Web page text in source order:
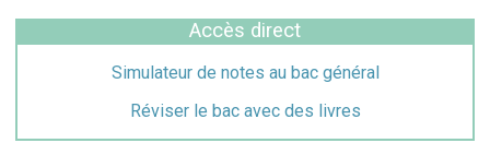
Accès direct
Simulateur de notes au bac général
Réviser le bac avec des livres